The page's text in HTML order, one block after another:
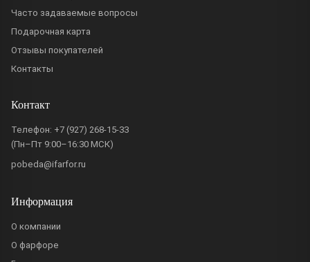
Часто задаваемые вопросы
Подарочная карта
Отзывы покупателей
Контакты
Контакт
Телефон: +7 (927) 268-15-33
(Пн–Пт 9:00–16:30 МСК)
pobeda@ifarfor.ru
Информация
О компании
О фарфоре